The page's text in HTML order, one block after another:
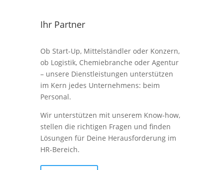
Ihr Partner
Ob Start-Up, Mittelständler oder Konzern,
ob Logistik, Chemiebranche oder Agentur
– unsere Dienstleistungen unterstützen
im Kern jedes Unternehmens: beim
Personal.
Wir unterstützen mit unserem Know-how,
stellen die richtigen Fragen und finden
Lösungen für Deine Herausforderung im
HR-Bereich.